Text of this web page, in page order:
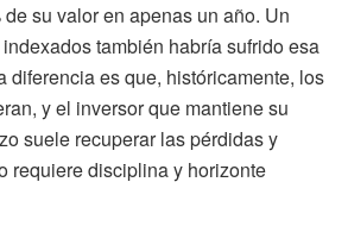
su valor en apenas un año. Un
también habría sufrido esa
diferencia es que, históricamente, los
y el inversor que mantiene su
suele recuperar las pérdidas y
requiere disciplina y horizonte